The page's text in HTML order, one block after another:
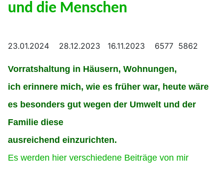
und die Menschen
23.01.2024 28.12.2023 16.11.2023 6577 5862
Vorratshaltung in Häusern, Wohnungen,
ich erinnere mich, wie es früher war, heute wäre
es besonders gut wegen der Umwelt und der
Familie diese
ausreichend einzurichten.
Es werden hier verschiedene Beiträge von mir